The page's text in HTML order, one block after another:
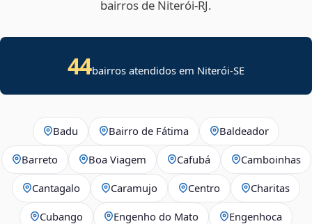
bairros de Niterói‑RJ.
44bairros atendidos em Niterói-SE
Badu Bairro de Fátima Baldeador
Barreto Boa Viagem Cafubá Camboinhas
Cantagalo Caramujo Centro Charitas
Cubango Engenho do Mato Engenhoca